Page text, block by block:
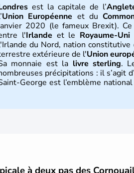
est la capitale de l’
Union Européenne et du
2020 (le fameux Brexit).
l'Irlande et le Royaume-Uni
du Nord, nation
extérieure de l'Union
monnaie est la livre sterling.
précipitations : il s’agit
George est l’emblème
démocratie parlementaire